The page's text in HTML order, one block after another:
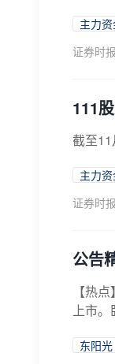
主力
证券时
111
截至
主力
证券时
公告
【热
上市。
东阳光